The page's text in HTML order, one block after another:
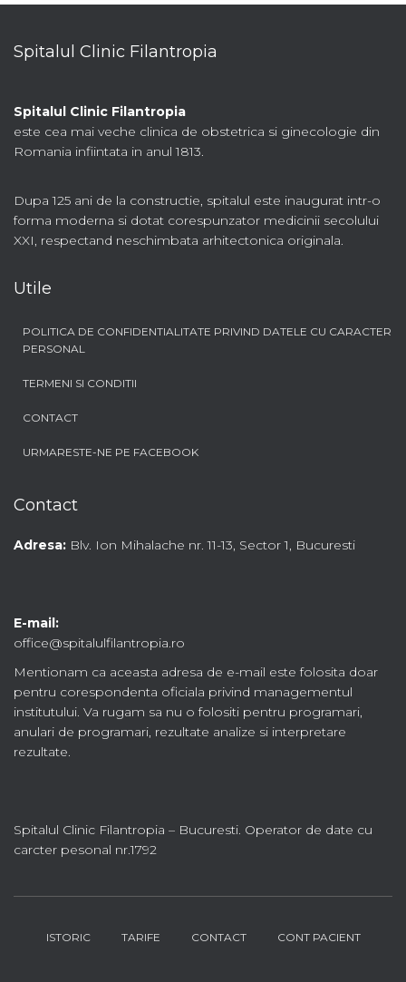
Spitalul Clinic Filantropia
Spitalul Clinic Filantropia
este cea mai veche clinica de obstetrica si ginecologie din
Romania infiintata in anul 1813.
Dupa 125 ani de la constructie, spitalul este inaugurat intr-o
forma moderna si dotat corespunzator medicinii secolului
XXI, respectand neschimbata arhitectonica originala.
Utile
POLITICA DE CONFIDENTIALITATE PRIVIND DATELE CU CARACTER
PERSONAL
TERMENI SI CONDITII
CONTACT
URMARESTE-NE PE FACEBOOK
Contact
Adresa: Blv. Ion Mihalache nr. 11-13, Sector 1, Bucuresti
E-mail:
office@spitalulfilantropia.ro
Mentionam ca aceasta adresa de e-mail este folosita doar
pentru corespondenta oficiala privind managementul
institutului. Va rugam sa nu o folositi pentru programari,
anulari de programari, rezultate analize si interpretare
rezultate.
Spitalul Clinic Filantropia – Bucuresti. Operator de date cu
carcter pesonal nr.1792
ISTORIC TARIFE CONTACT CONT PACIENT